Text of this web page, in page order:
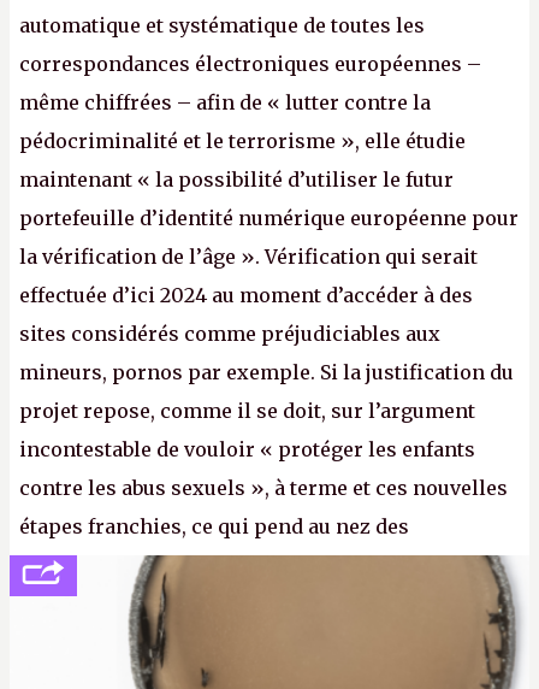
automatique et systématique de toutes les
correspondances électroniques européennes –
même chiffrées – afin de « lutter contre la
pédocriminalité et le terrorisme », elle étudie
maintenant « la possibilité d’utiliser le futur
portefeuille d’identité numérique européenne pour
la vérification de l’âge ». Vérification qui serait
effectuée d’ici 2024 au moment d’accéder à des
sites considérés comme préjudiciables aux
mineurs, pornos par exemple. Si la justification du
projet repose, comme il se doit, sur l’argument
incontestable de vouloir « protéger les enfants
contre les abus sexuels », à terme et ces nouvelles
étapes franchies, ce qui pend au nez des
internautes est à n'en point douter la mise en place
de l’identification obligatoire pour se connecter au
http://cpc.cx/AH432N1
- Crédit photo : Pexels -